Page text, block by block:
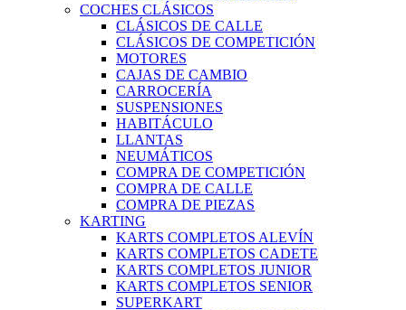
COCHES CLÁSICOS
CLÁSICOS DE CALLE
CLÁSICOS DE COMPETICIÓN
MOTORES
CAJAS DE CAMBIO
CARROCERÍA
SUSPENSIONES
HABITÁCULO
LLANTAS
NEUMÁTICOS
COMPRA DE COMPETICIÓN
COMPRA DE CALLE
COMPRA DE PIEZAS
KARTING
KARTS COMPLETOS ALEVÍN
KARTS COMPLETOS CADETE
KARTS COMPLETOS JUNIOR
KARTS COMPLETOS SENIOR
SUPERKART